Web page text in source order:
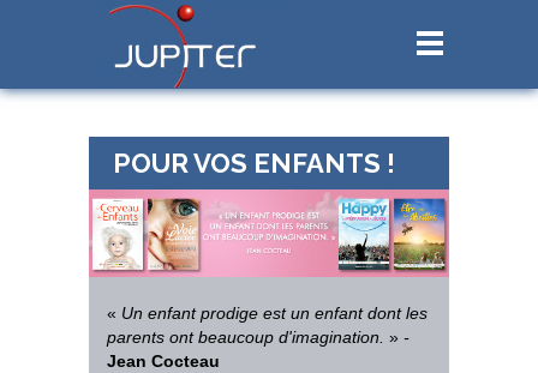
POUR VOS ENFANTS !
« Un enfant prodige est un enfant dont les
parents ont beaucoup d'imagination. » -
Jean Cocteau